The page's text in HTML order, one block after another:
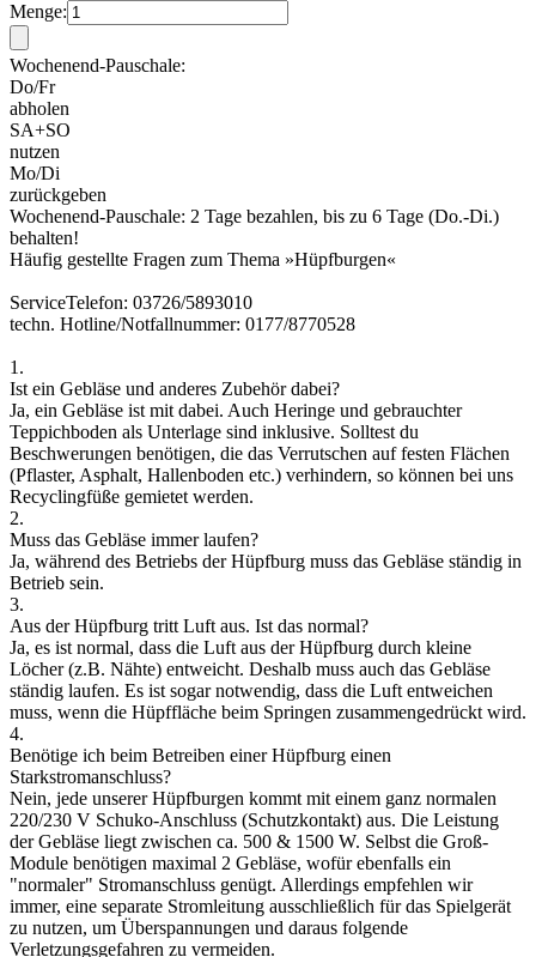
Menge:
Wochenend-Pauschale:
Do/Fr
abholen
SA+SO
nutzen
Mo/Di
zurückgeben
Wochenend-Pauschale: 2 Tage bezahlen, bis zu 6 Tage (Do.-Di.)
behalten!
Häufig gestellte Fragen zum Thema »Hüpfburgen«
ServiceTelefon: 03726/5893010
techn. Hotline/Notfallnummer: 0177/8770528
1.
Ist ein Gebläse und anderes Zubehör dabei?
Ja, ein Gebläse ist mit dabei. Auch Heringe und gebrauchter
Teppichboden als Unterlage sind inklusive. Solltest du
Beschwerungen benötigen, die das Verrutschen auf festen Flächen
(Pflaster, Asphalt, Hallenboden etc.) verhindern, so können bei uns
Recyclingfüße gemietet werden.
2.
Muss das Gebläse immer laufen?
Ja, während des Betriebs der Hüpfburg muss das Gebläse ständig in
Betrieb sein.
3.
Aus der Hüpfburg tritt Luft aus. Ist das normal?
Ja, es ist normal, dass die Luft aus der Hüpfburg durch kleine
Löcher (z.B. Nähte) entweicht. Deshalb muss auch das Gebläse
ständig laufen. Es ist sogar notwendig, dass die Luft entweichen
muss, wenn die Hüpffläche beim Springen zusammengedrückt wird.
4.
Benötige ich beim Betreiben einer Hüpfburg einen
Starkstromanschluss?
Nein, jede unserer Hüpfburgen kommt mit einem ganz normalen
220/230 V Schuko-Anschluss (Schutzkontakt) aus. Die Leistung
der Gebläse liegt zwischen ca. 500 & 1500 W. Selbst die Groß-
Module benötigen maximal 2 Gebläse, wofür ebenfalls ein
"normaler" Stromanschluss genügt. Allerdings empfehlen wir
immer, eine separate Stromleitung ausschließlich für das Spielgerät
zu nutzen, um Überspannungen und daraus folgende
Verletzungsgefahren zu vermeiden.